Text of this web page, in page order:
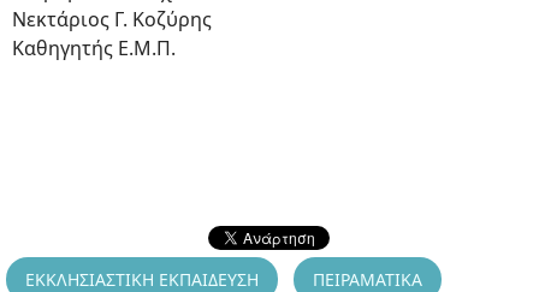
Νεκτάριος Γ. Κοζύρης
Καθηγητής Ε.Μ.Π.
ΕΚΚΛΗΣΙΑΣΤΙΚΗ ΕΚΠΑΙΔΕΥΣΗ ΠΕΙΡΑΜΑΤΙΚΑ